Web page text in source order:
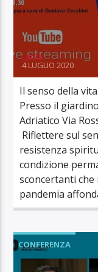
Laura
4 LUGLIO 2020
Il senso della
Presso il
Adriatico Via
Riflettere sul
resistenza
condizione
sconcertanti che
pandemia
CONFERENZA